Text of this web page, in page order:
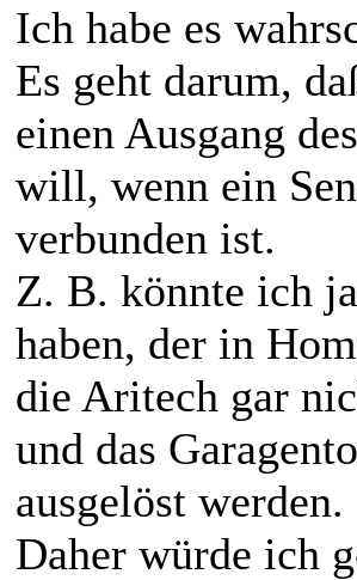
Ich habe es
Es geht darum,
einen Ausgang
will, wenn ein
verbunden ist.
Z. B. könnte ich
haben, der in
die Aritech gar
und das
ausgelöst werden.
Daher würde ich